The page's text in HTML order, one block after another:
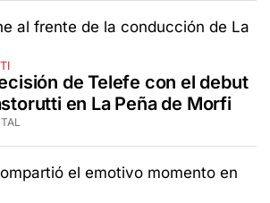
de Telefe con el debut
en La Peña de Morfi